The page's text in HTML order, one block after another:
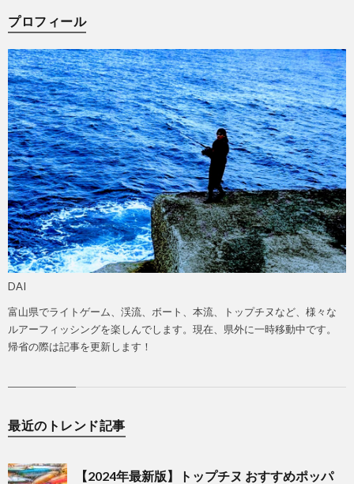
プロフィール
DAI
富山県でライトゲーム、渓流、ボート、本流、トップチヌなど、様々な
ルアーフィッシングを楽しんでします。現在、県外に一時移動中です。
帰省の際は記事を更新します！
最近のトレンド記事